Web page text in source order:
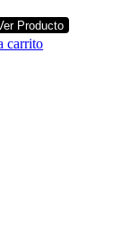
Producto
carrito